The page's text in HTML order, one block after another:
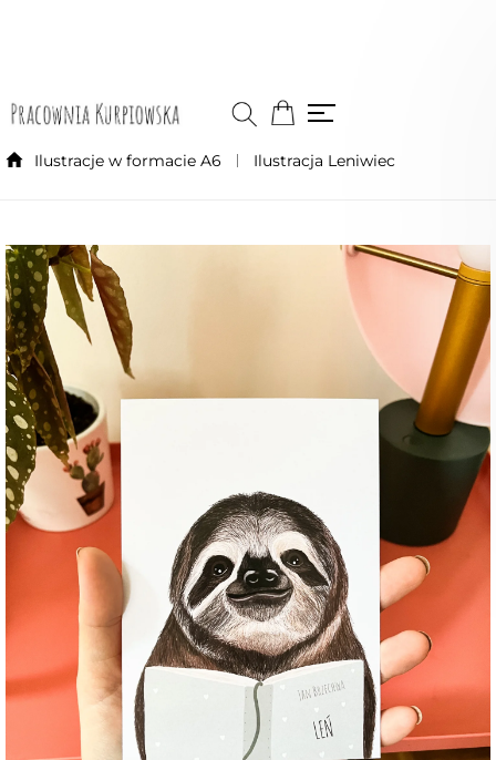
Ilustracje w formacie A6 Ilustracja Leniwiec